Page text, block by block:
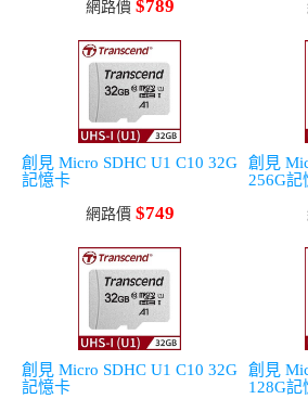
網路價 $789
創見 Micro SDHC U1 C10 32G
記憶卡
網路價 $749
創見
256G記
創見 Micro SDHC U1 C10 32G
記憶卡
創見
128G記